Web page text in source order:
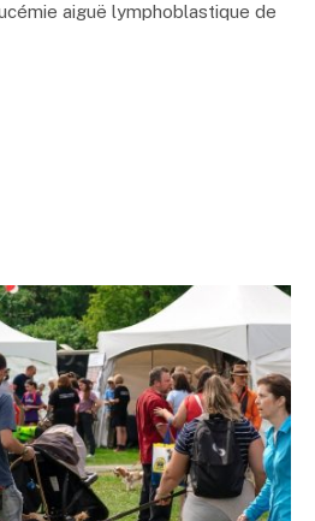
aiguë lymphoblastique de